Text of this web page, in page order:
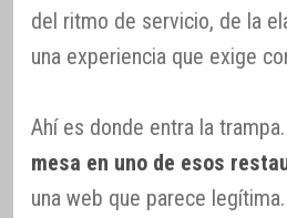
del ritmo de servicio, de la
una experiencia que exige
Ahí es donde entra la trampa.
mesa en uno de esos
una web que parece